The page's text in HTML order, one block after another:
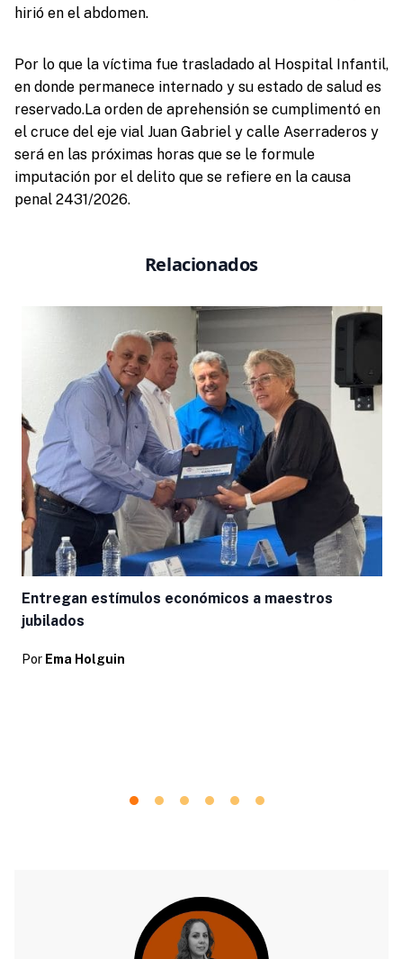
hirió en el abdomen.
Por lo que la víctima fue trasladado al Hospital Infantil,
en donde permanece internado y su estado de salud es
reservado.La orden de aprehensión se cumplimentó en
el cruce del eje vial Juan Gabriel y calle Aserraderos y
será en las próximas horas que se le formule
imputación por el delito que se refiere en la causa
penal 2431/2026.
Relacionados
Entregan estímulos económicos a maestros
jubilados
Por Ema Holguin